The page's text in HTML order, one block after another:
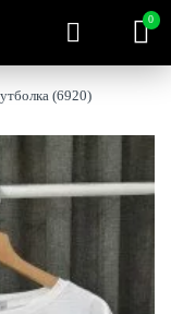
0
(6920)